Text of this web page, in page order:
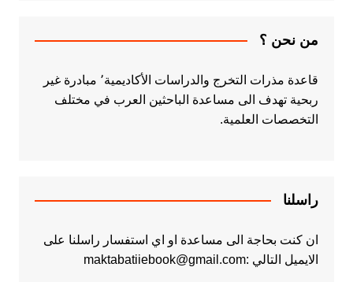
من نحن ؟
قاعدة مذرات التخرج والدراسات الأكاديمية٬ مبادرة غير
ربحية تهدف الى مساعدة الباحثين العرب في مختلف
التخصصات العلمية.
راسلنا
ان كنت بحاجة الى مساعدة او اي استفسار راسلنا على
الايميل التالي :maktabatiiebook@gmail.com